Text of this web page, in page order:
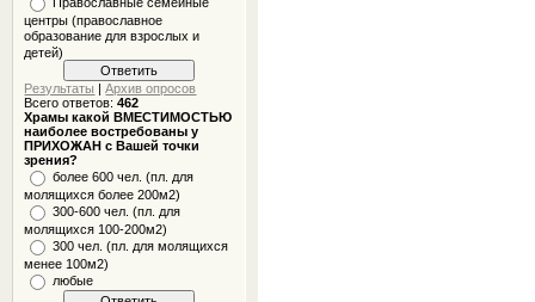
центры (православное
образование для взрослых и
детей)
Результаты |Архив опросов
Всего ответов:462
Храмы какой ВМЕСТИМОСТЬЮ
наиболее востребованы у
ПРИХОЖАН с Вашей точки
зрения?
более 600 чел. (пл. для
молящихся более 200м2)
300-600 чел. (пл. для
молящихся 100-200м2)
300 чел. (пл. для молящихся
менее 100м2)
любые